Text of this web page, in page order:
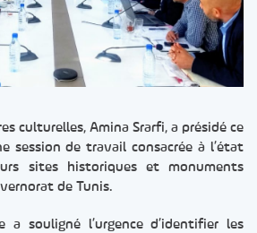
culturelles, Amina Srarfi, a présidé ce
session de travail consacrée à l’état
sites historiques et monuments
de Tunis.
a souligné l’urgence d’identifier les